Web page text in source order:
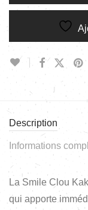
Description
Informations
La Smile Clou
qui apporte